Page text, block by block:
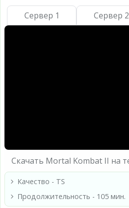
Сервер 1 Сервер 2
Скачать Mortal Kombat II на
Качество - TS
Продолжительность - 105 мин.